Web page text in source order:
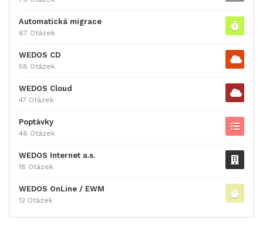
Automatická migrace
67 Otázek
WEDOS CD
58 Otázek
WEDOS Cloud
47 Otázek
Poptávky
46 Otázek
WEDOS Internet a.s.
18 Otázek
WEDOS OnLine / EWM
12 Otázek